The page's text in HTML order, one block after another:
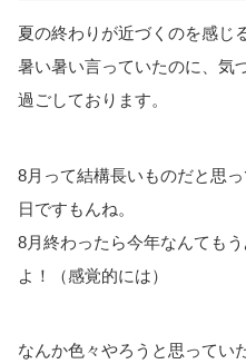
夏の終わりが近づくのを感
暑い暑い言っていたのに、気
過ごしております。
8月って結構長いものだと思
日ですもんね。
8月終わったら今年なんても
よ！（感覚的には）
なんか色々やろうと思ってい